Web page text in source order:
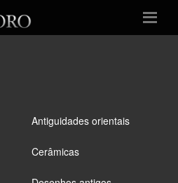
Antiguidades orientais
Cerâmicas